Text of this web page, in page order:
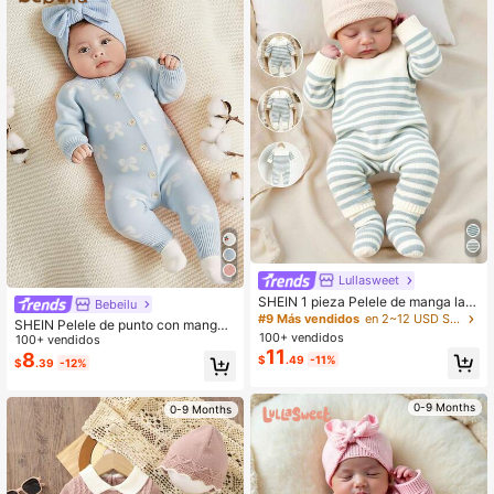
Bebeilu
SHEIN Pelele de punto con manga l
arga y diseño de corazones rosa pa
ra bebé recién nacida, otoño/invier
no
100+ vendidos
$8.39 -12%
0-9 Months
Lullasweet
SHEIN 1 pieza Pelele de manga larg
a con cuello redondo a rayas para r
ecién nacido, diseño casual y mini
malista
#9 Más vendidos
en 2~12 USD Suéteres y monos para bebés recién nacidos
100+ vendidos
$11 .49 -11%
0-9 Months